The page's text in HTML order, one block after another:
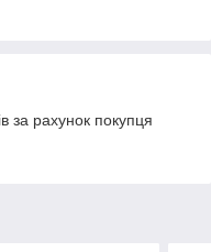
за рахунок покупця